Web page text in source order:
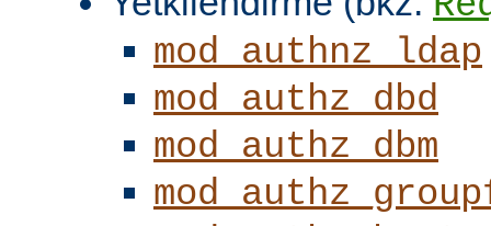
mod_authnz_ldap
mod_authz_dbd
mod_authz_dbm